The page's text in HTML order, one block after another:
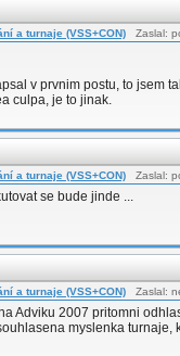
a turnaje (VSS+CON) Zaslal:
v prvnim postu, to jsem
culpa, je to jinak.
a turnaje (VSS+CON) Zaslal:
se bude jinde ...
a turnaje (VSS+CON) Zaslal:
Adviku 2007 pritomni
myslenka turnaje,